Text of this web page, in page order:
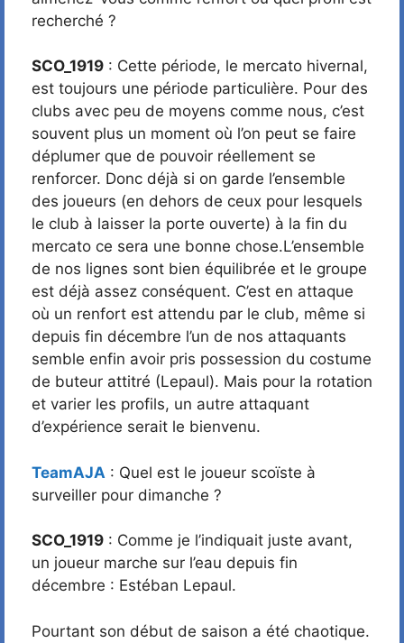
recherché ?
SCO_1919 : Cette période, le mercato hivernal,
est toujours une période particulière. Pour des
clubs avec peu de moyens comme nous, c’est
souvent plus un moment où l’on peut se faire
déplumer que de pouvoir réellement se
renforcer. Donc déjà si on garde l’ensemble
des joueurs (en dehors de ceux pour lesquels
le club à laisser la porte ouverte) à la fin du
mercato ce sera une bonne chose.L’ensemble
de nos lignes sont bien équilibrée et le groupe
est déjà assez conséquent. C’est en attaque
où un renfort est attendu par le club, même si
depuis fin décembre l’un de nos attaquants
semble enfin avoir pris possession du costume
de buteur attitré (Lepaul). Mais pour la rotation
et varier les profils, un autre attaquant
d’expérience serait le bienvenu.
TeamAJA : Quel est le joueur scoïste à
surveiller pour dimanche ?
SCO_1919 : Comme je l’indiquait juste avant,
un joueur marche sur l’eau depuis fin
décembre : Estéban Lepaul.
Pourtant son début de saison a été chaotique.